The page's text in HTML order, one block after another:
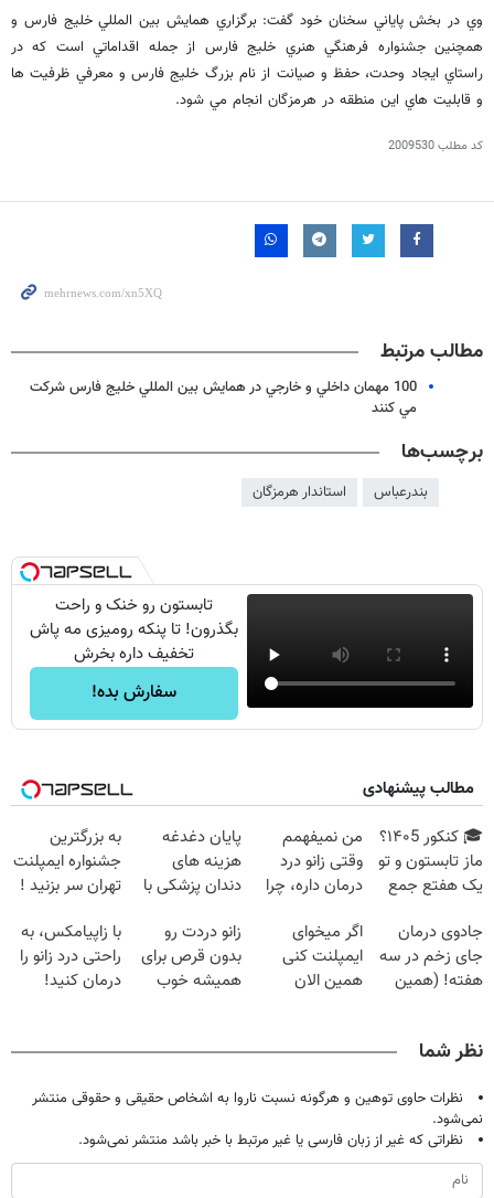
وي در بخش پاياني سخنان خود گفت: برگزاري همايش بين المللي خليج فارس و
همچنين جشنواره فرهنگي هنري خليج فارس از جمله اقداماتي است كه در
راستاي ايجاد وحدت، حفظ و صيانت از نام بزرگ خليج فارس و معرفي ظرفيت ها
و قابليت هاي اين منطقه در هرمزگان انجام مي شود.
کد مطلب2009530
مطالب مرتبط
100 مهمان داخلي و خارجي در همايش بين المللي خليج فارس شركت
مي كنند
برچسب‌ها
بندرعباس استاندار هرمزگان
تابستون رو خنک و راحت
بگذرون! تا پنکه رومیزی مه پاش
تخفیف داره بخرش
سفارش بده!
مطالب پیشنهادی
🎓 کنکور ۱۴۰5؟
ماز تابستون و تو
یک هفتع جمع
من نمیفهمم
وقتی زانو درد
درمان داره، چرا
تحمل میکنی؟❗
پایان دغدغه
هزینه های
دندان پزشکی با
خانگی
به بزرگترین
جشنواره ایمپلنت
تهران سر بزنید !
میلیون !
جادوی درمان
جای زخم در سه
هفته! (همین
اگر میخوای
ایمپلنت کنی
همین الان
تومان!!!
زانو دردت رو
بدون قرص برای
همیشه خوب
با زاپیامکس، به
راحتی درد زانو را
درمان کنید!
نظر شما
نظرات حاوی توهین و هرگونه نسبت ناروا به اشخاص حقیقی و حقوقی منتشر
نمی‌شود.
نظراتی که غیر از زبان فارسی یا غیر مرتبط با خبر باشد منتشر نمی‌شود.